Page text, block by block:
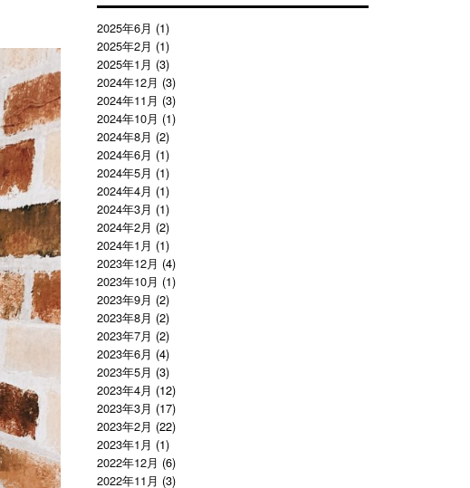
2025年6月 (1)
2025年2月 (1)
2025年1月 (3)
2024年12月 (3)
2024年11月 (3)
2024年10月 (1)
2024年8月 (2)
2024年6月 (1)
2024年5月 (1)
2024年4月 (1)
2024年3月 (1)
2024年2月 (2)
2024年1月 (1)
2023年12月 (4)
2023年10月 (1)
2023年9月 (2)
2023年8月 (2)
2023年7月 (2)
2023年6月 (4)
2023年5月 (3)
2023年4月 (12)
2023年3月 (17)
2023年2月 (22)
2023年1月 (1)
2022年12月 (6)
2022年11月 (3)